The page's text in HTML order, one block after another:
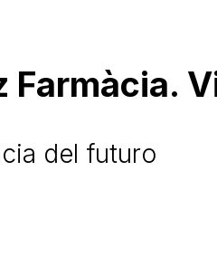
Farmàcia.
del futuro